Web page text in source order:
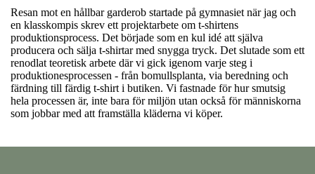
Resan mot en hållbar garderob startade på gymnasiet när jag och
en klasskompis skrev ett projektarbete om t-shirtens
produktionsprocess. Det började som en kul idé att själva
producera och sälja t-shirtar med snygga tryck. Det slutade som ett
renodlat teoretisk arbete där vi gick igenom varje steg i
produktionesprocessen - från bomullsplanta, via beredning och
färdning till färdig t-shirt i butiken. Vi fastnade för hur smutsig
hela processen är, inte bara för miljön utan också för människorna
som jobbar med att framställa kläderna vi köper.